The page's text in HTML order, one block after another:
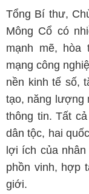
Tổng Bí thư,
Mông Cổ có
mạnh mẽ, hòa
mạng công
nền kinh tế số,
tạo, năng lượng
thông tin. Tất
dân tộc, hai
lợi ích của
phồn vinh, hợp
giới.